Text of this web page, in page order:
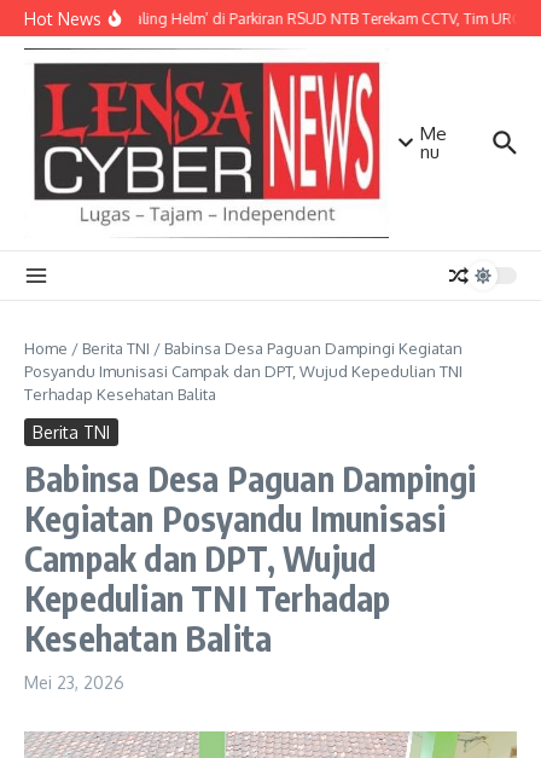
Lewati ke konten
Hot NewsAksi ‘Maling Helm’ di Parkiran RSUD NTB Terekam CCTV, Tim URC
Me
nu
Home / Berita TNI / Babinsa Desa Paguan Dampingi Kegiatan
Posyandu Imunisasi Campak dan DPT, Wujud Kepedulian TNI
Terhadap Kesehatan Balita
Berita TNI
Babinsa Desa Paguan Dampingi
Kegiatan Posyandu Imunisasi
Campak dan DPT, Wujud
Kepedulian TNI Terhadap
Kesehatan Balita
Mei 23, 2026